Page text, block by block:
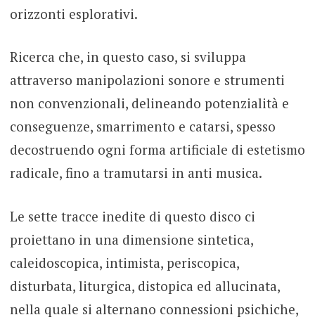
orizzonti esplorativi.
Ricerca che, in questo caso, si sviluppa
attraverso manipolazioni sonore e strumenti
non convenzionali, delineando potenzialità e
conseguenze, smarrimento e catarsi, spesso
decostruendo ogni forma artificiale di estetismo
radicale, fino a tramutarsi in anti musica.
Le sette tracce inedite di questo disco ci
proiettano in una dimensione sintetica,
caleidoscopica, intimista, periscopica,
disturbata, liturgica, distopica ed allucinata,
nella quale si alternano connessioni psichiche,